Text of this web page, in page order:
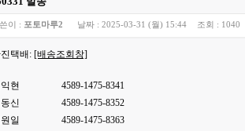
이 : 포토마루2 날짜 : 2025-03-31 (월) 15:44 조회 : 1040
택배: [배송조회창]
현
4589-1475-8341
신
4589-1475-8352
일
4589-1475-8363